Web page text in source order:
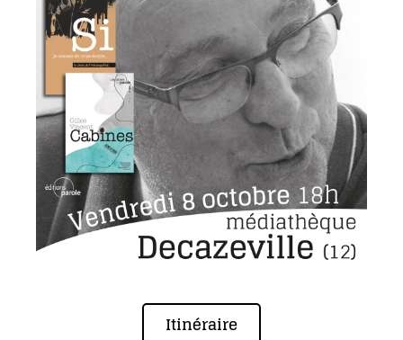
Itinéraire